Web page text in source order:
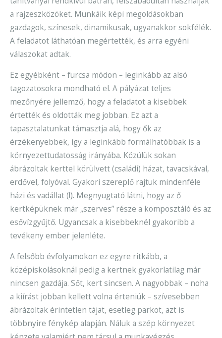
a rajzeszközöket. Munkáik képi megoldásokban
gazdagok, színesek, dinamikusak, ugyanakkor sokfélék.
A feladatot láthatóan megértették, és arra egyéni
válaszokat adtak.
Ez egyébként – furcsa módon – leginkább az alsó
tagozatosokra mondható el. A pályázat teljes
mezőnyére jellemző, hogy a feladatot a kisebbek
értették és oldották meg jobban. Ez azt a
tapasztalatunkat támasztja alá, hogy ők az
érzékenyebbek, így a leginkább formálhatóbbak is a
környezettudatosság irányába. Közülük sokan
ábrázoltak kerttel körülvett (családi) házat, tavacskával,
erdővel, folyóval. Gyakori szereplő rajtuk mindenféle
házi és vadállat (!). Megnyugtató látni, hogy az ő
kertképüknek már „szerves” része a komposztáló és az
esővízgyűjtő. Ugyancsak a kisebbeknél gyakoribb a
tevékeny ember jelenléte.
A felsőbb évfolyamokon ez egyre ritkább, a
középiskolásoknál pedig a kertnek gyakorlatilag már
nincsen gazdája. Sőt, kert sincsen. A nagyobbak – noha
a kiírást jobban kellett volna érteniük – szívesebben
ábrázoltak érintetlen tájat, esetleg parkot, azt is
többnyire fénykép alapján. Náluk a szép környezet